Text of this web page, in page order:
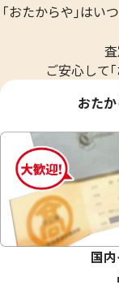
18金 (K18) メガネ
27.2g
｢おたからや｣はい
ご安心して
おた
国